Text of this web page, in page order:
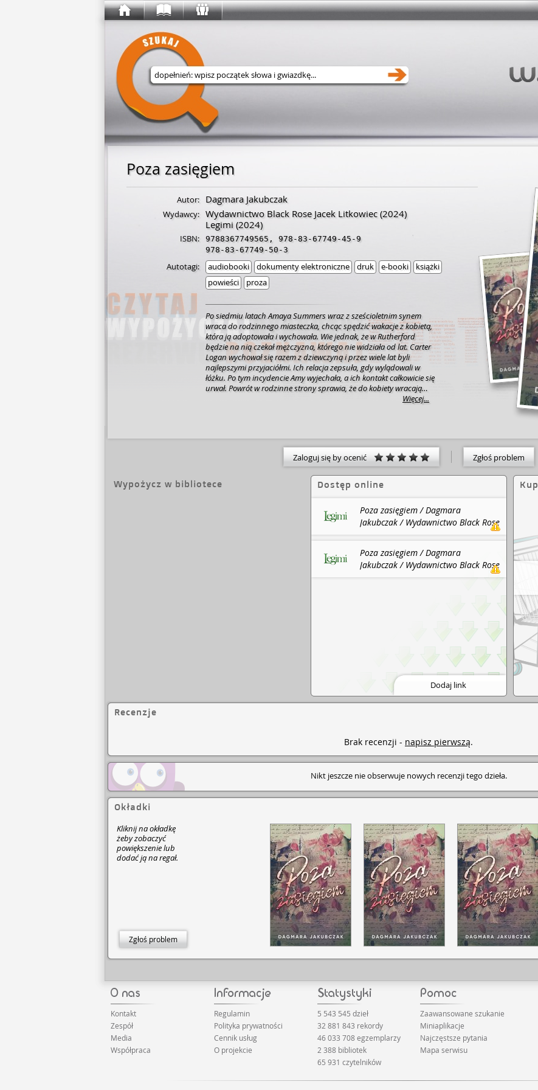
Wyszukaj w serwisie
Poza zasięgiem
Autor: Dagmara Jakubczak
Wydawcy: Wydawnictwo Black Rose Jacek Litkowiec (2024)
Legimi (2024)
ISBN: 9788367749565 , 978-83-67749-45-9
978-83-67749-50-3
Autotagi: audiobooki dokumenty elektroniczne druk e-booki
książki
powieści
proza
Po siedmiu latach Amaya Summers wraz z sześcioletnim synem
wraca do rodzinnego miasteczka, chcąc spędzić wakacje z kobietą,
która ją adoptowała i wychowała. Wie jednak, że w Rutherford
będzie na nią czekał mężczyzna, którego nie widziała od lat. Carter
Logan wychował się razem z dziewczyną i przez wiele lat byli
najlepszymi przyjaciółmi. Ich relacja zepsuła, gdy wylądowali w
łóżku. Po tym incydencie Amy wyjechała, a ich kontakt całkowicie się
urwał. Powrót w rodzinne strony sprawia, że do kobiety wracają
ostatnią?
Więcej...
Zaloguj się by ocenić Zgłoś problem
Wypożycz w bibliotece Dostęp online
Poza zasięgiem / Dagmara
Jakubczak / Wydawnictwo Black Rose
: Legimi, 2024.
Poza zasięgiem / Dagmara
Jakubczak / Wydawnictwo Black Rose
: Legimi, 2024.
Dodaj link
Kup
Recenzje
Brak recenzji - napisz pierwszą.
Nikt jeszcze nie obserwuje nowych recenzji tego dzieła.
Okładki
Kliknij na okładkę
żeby zobaczyć
powiększenie lub
dodać ją na regał.
Zgłoś problem
Kontakt
Zespół
Media
Współpraca
Regulamin
Polityka prywatności
Cennik usług
O projekcie
5 543 545 dzieł
32 881 843 rekordy
46 033 708 egzemplarzy
2 388 bibliotek
65 931 czytelników
Zaawansowane szukanie
Miniaplikacje
Najczęstsze pytania
Mapa serwisu